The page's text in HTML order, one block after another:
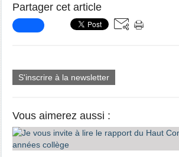
Partager cet article
S'inscrire à la newsletter
Vous aimerez aussi :